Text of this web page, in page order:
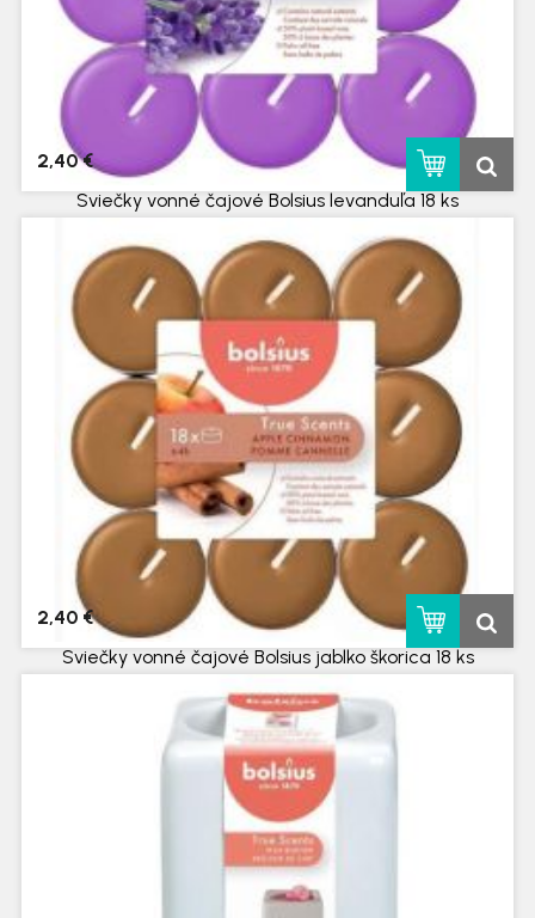
Sviečky vonné čajové Bolsius levanduľa 18 ks
skladom
2,40 €
Sviečky vonné čajové Bolsius jablko škorica 18 ks
skladom
2,40 €